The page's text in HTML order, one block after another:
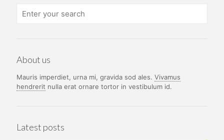
About us
Mauris imperdiet, urna mi, gravida sod ales. Vivamus
hendrerit nulla erat ornare tortor in vestibulum id.
Latest posts